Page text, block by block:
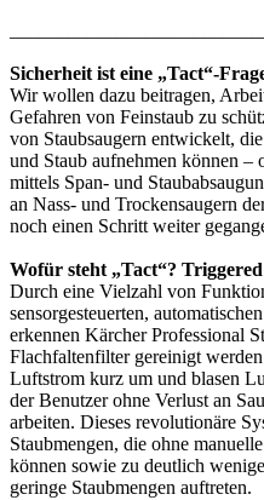
Sicherheit ist eine „Tact“-
Wir wollen dazu beitragen,
Gefahren von Feinstaub zu
von Staubsaugern entwickelt,
und Staub aufnehmen können –
mittels Span- und
an Nass- und Trockensaugern
noch einen Schritt weiter
Wofür steht „Tact“?
Durch eine Vielzahl von
sensorgesteuerten,
erkennen Kärcher Professional
Flachfaltenfilter gereinigt
Luftstrom kurz um und blasen
der Benutzer ohne Verlust an
arbeiten. Dieses revolutionäre
Staubmengen, die ohne
können sowie zu deutlich
geringe Staubmengen auftreten.